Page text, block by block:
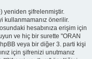
yeniden şifrelenmiştir.
kullanmamanız önerilir.
hesabınıza erişim için
ve hiç bir surette "ORAN
veya bir diğer 3. parti kişi
için şifrenizi unutmanız